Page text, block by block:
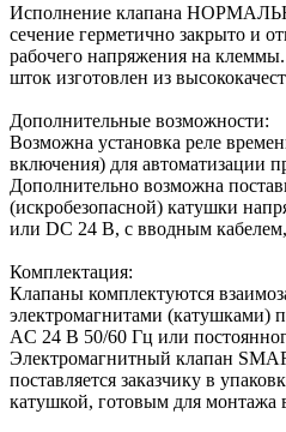
Исполнение клапана
сечение герметично закрыто и
рабочего напряжения на
шток изготовлен из
Дополнительные возможности:
Возможна установка реле
включения) для автоматизации
Дополнительно возможна
(искробезопасной) катушки
или DC 24 В, с вводным
Комплектация:
Клапаны комплектуются
электромагнитами (катушками)
AC 24 В 50/60 Гц или
Электромагнитный клапан
поставляется заказчику в
катушкой, готовым для монтажа